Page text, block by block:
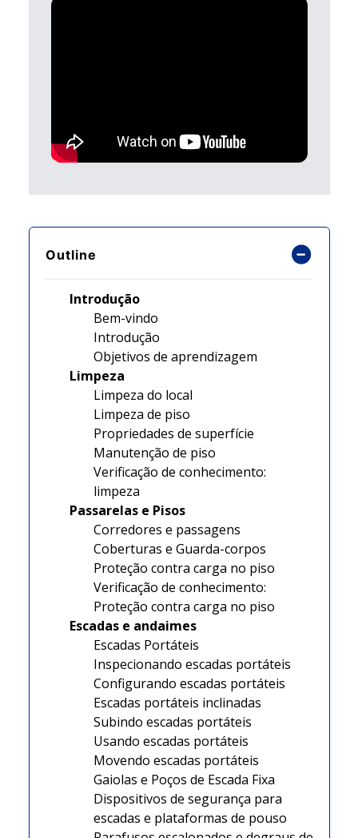
Outline
Introdução
Bem-vindo
Introdução
Objetivos de aprendizagem
Limpeza
Limpeza do local
Limpeza de piso
Propriedades de superfície
Manutenção de piso
Verificação de conhecimento:
limpeza
Passarelas e Pisos
Corredores e passagens
Coberturas e Guarda-corpos
Proteção contra carga no piso
Verificação de conhecimento:
Proteção contra carga no piso
Escadas e andaimes
Escadas Portáteis
Inspecionando escadas portáteis
Configurando escadas portáteis
Escadas portáteis inclinadas
Subindo escadas portáteis
Usando escadas portáteis
Movendo escadas portáteis
Gaiolas e Poços de Escada Fixa
Dispositivos de segurança para
escadas e plataformas de pouso